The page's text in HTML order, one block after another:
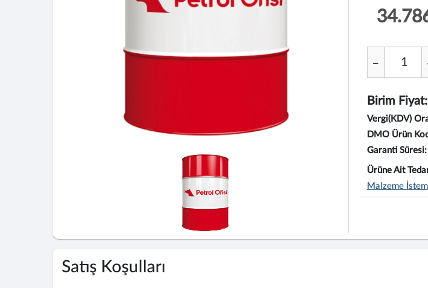
Birim Fiyat:
Vergi(KDV)
DMO Ürün
Garanti Süresi:
Ürüne Ait
Malzeme
Satış Koşulları